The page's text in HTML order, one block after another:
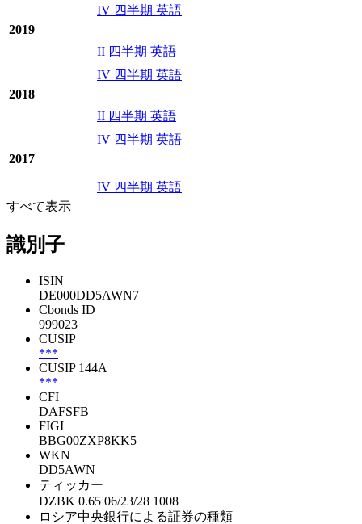
IV 四半期 英語
2019
II 四半期 英語
IV 四半期 英語
2018
II 四半期 英語
IV 四半期 英語
2017
IV 四半期 英語
すべて表示
識別子
ISIN
DE000DD5AWN7
Cbonds ID
999023
CUSIP
***
CUSIP 144A
***
CFI
DAFSFB
FIGI
BBG00ZXP8KK5
WKN
DD5AWN
ティッカー
DZBK 0.65 06/23/28 1008
ロシア中央銀行による証券の種類